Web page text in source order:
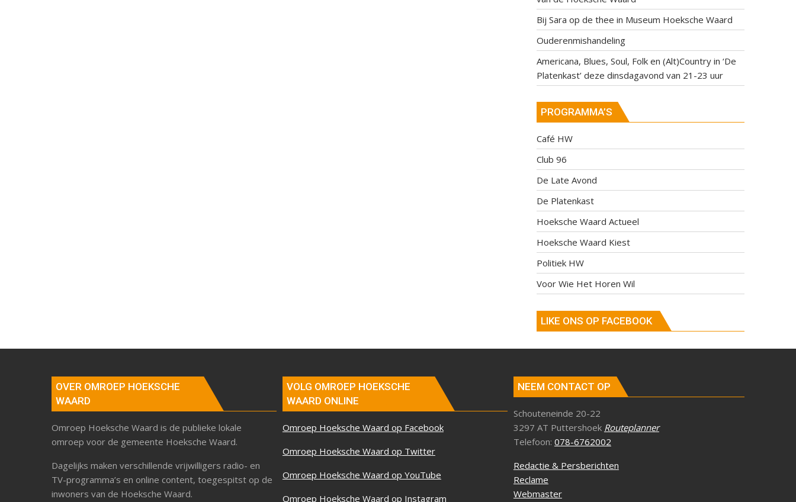
Bij Sara op de thee in Museum Hoeksche Waard
Ouderenmishandeling
Americana, Blues, Soul, Folk en (Alt)Country in ‘De
Platenkast’ deze dinsdagavond van 21-23 uur
PROGRAMMA’S
Café HW
Club 96
De Late Avond
De Platenkast
Hoeksche Waard Actueel
Hoeksche Waard Kiest
Politiek HW
Voor Wie Het Horen Wil
LIKE ONS OP FACEBOOK
OVER OMROEP HOEKSCHE
WAARD
Omroep Hoeksche Waard is de publieke lokale
omroep voor de gemeente Hoeksche Waard.
Dagelijks maken verschillende vrijwilligers radio- en
TV-programma’s en online content, toegespitst op de
inwoners van de Hoeksche Waard.
VOLG OMROEP HOEKSCHE
WAARD ONLINE
Omroep Hoeksche Waard op Facebook
Omroep Hoeksche Waard op Twitter
Omroep Hoeksche Waard op YouTube
Omroep Hoeksche Waard op Instagram
NEEM CONTACT OP
Schouteneinde 20-22
3297 AT Puttershoek Routeplanner
Telefoon: 078-6762002
Redactie & Persberichten
Reclame
Webmaster